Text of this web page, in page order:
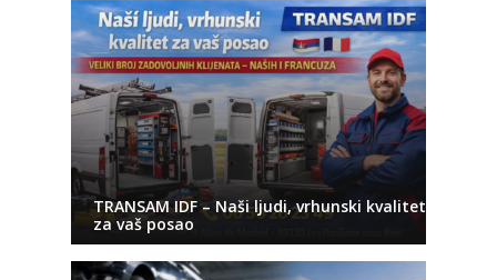
TRANSAM IDF – Naši ljudi, vrhunski kvalitet
za vaš posao